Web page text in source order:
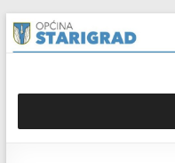
content
Skip
to
content
Općina
Starigrad